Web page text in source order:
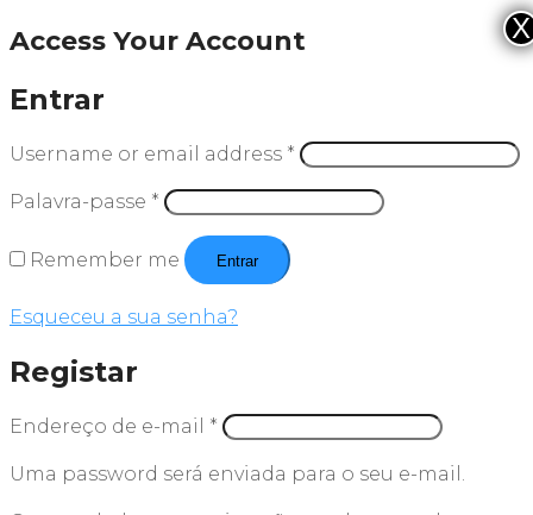
Access Your Account
Entrar
Username or email address *
Palavra-passe *
Remember me Entrar
Esqueceu a sua senha?
Registar
Endereço de e-mail *
Uma password será enviada para o seu e-mail.
X